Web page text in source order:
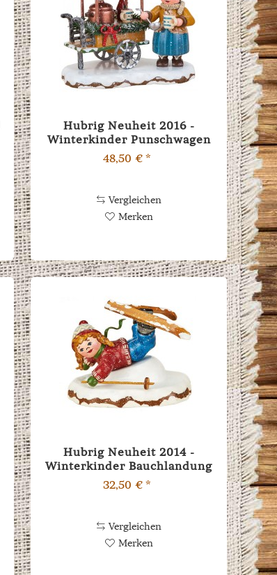
Hubrig Neuheit 2016 -
Winterkinder Punschwagen
48,50 € *
Vergleichen
Merken
Hubrig Neuheit 2014 -
Winterkinder Bauchlandung
32,50 € *
Vergleichen
Merken